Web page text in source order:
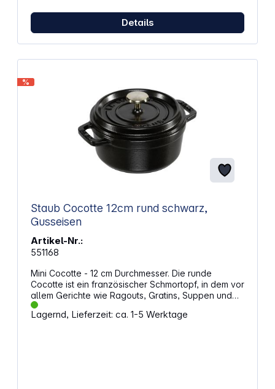
Details
%
Staub Cocotte 12cm rund schwarz,
Gusseisen
Artikel-Nr.:
551168
Mini Cocotte - 12 cm Durchmesser. Die runde
Cocotte ist ein französischer Schmortopf, in dem vor
allem Gerichte wie Ragouts, Gratins, Suppen und
Soufflés zubereitet werden. Die Emaillierung fördert
den Eigengeschmack der Speisen, so bleibt
Lagernd, Lieferzeit: ca. 1-5 Werktage